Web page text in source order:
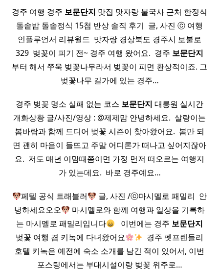
경주 여행 경주 보문단지 맛집 맛자랑 불국사 근처 한정식
돌솥밥 돌솥정식 15첩 반상 솔직 후기 ​ 글, 사진 ⓒ 여행
인플루언서 리뷰월드 ​ 맛자랑 경상북도 경주시 보불로
329 ​ 벚꽃이 피기 전~ 경주 여행 왔어요. ​ 경주 보문단지
부터 해서 쭈욱 벚꽃나무라서 벚꽃이 피면 환상적이죠. 그
벚꽃나무 길가에 있는 경주…
경주 벚꽃 명소 실패 없는 코스 보문단지 대릉원 실시간
개화상황 글/사진/영상 : @제제맘 안녕하세요. ​ 살랑이는
봄바람과 함께 드디어 벚꽃 시즌이 찾아왔어요. ​ 봄만 되
면 괜히 마음이 들뜨고 주말 어디론가 떠나고 싶어지잖아
요. ​ 저도 매년 이맘때쯤이면 가정 먼저 떠오르는 여행지
가 있는데요. ​ 바로 경주예요…
페텔 공식 트래블러
글, 사진 /ⓒ마시멜로 패밀리 ​ 안
녕하세요오오
마시멜로와 함께 여행과 일상을 기록하
는 마시멜로 패밀리입니다
​ ​ 이번에는 경주 보문단지
벚꽃 여행 겸 키녹에 다녀왔어요
​ 경주 펫프렌들리
호텔 키녹은 예전에 숙소 소개를 남긴 적이 있어서, 이번
포스팅에서는 부대시설이랑 벚꽃 위주로…